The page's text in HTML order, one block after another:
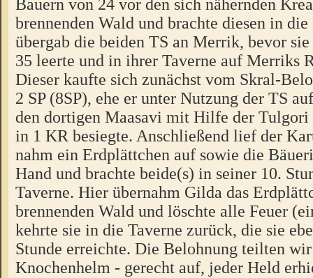
Bauern von 24 vor den sich nähernden
brennenden Wald und brachte diesen in
übergab die beiden TS an Merrik, bevor
35 leerte und in ihrer Taverne auf Merriks
Dieser kaufte sich zunächst vom Skral-
2 SP (8SP), ehe er unter Nutzung der TS
den dortigen Maasavi mit Hilfe der Tulgori
in 1 KR besiegte. Anschließend lief der
nahm ein Erdplättchen auf sowie die
Hand und brachte beide(s) in seiner 10.
Taverne. Hier übernahm Gilda das
brennenden Wald und löschte alle Feuer
kehrte sie in die Taverne zurück, die sie
Stunde erreichte. Die Belohnung teilten
Knochenhelm - gerecht auf, jeder Held